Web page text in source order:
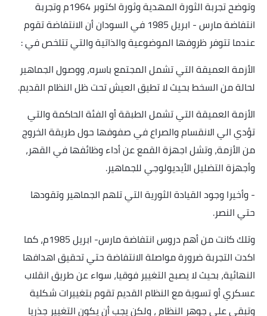
وتوضح تجربة الثورة المهدية وثورة اكتوبر 1964م وتجربة
انتفاضة مارس - ابريل 1985 في السودان أن الانتفاضة تقوم
عندما تتوفر ظروفها الموضوعية والذاتية والتي تتلخص في:
الأزمة العميقة التي تشمل المجتمع باسره، ووصول الجماهير
لحالة من السخط بحيث لا تطيق العيش تحت ظل النظام القديم.
الأزمة العميقة التي تشمل الطبقة أو الفئة الحاكمة والتي
تؤدي الي الانقسام والصراع في صفوفها حول طريقة الخروج
من الأزمة، وتشل اجهزة القمع عن أداء وظائفها في القهر،
وأجهزة التضليل الأيديولوجي للجماهير.
-وأخيرا وجود القيادة الثورية التي تلهم الجماهير وتقودها
حتي النصر.
وتلك كانت من أهم دروس انتفاضة مارس- ابريل 1985م، كما
اكدت التجربة ضرورة مواصلة الانتفاضة حتي تحقيق اهدافها
النهائية، بحيث لا يصبح التغيير فوقيا، سواء عن طريق انقلاب
عسكري أو تسوية مع النظام القديم تقوم بتغييرات شكلية
وتبقي علي جوهر النظام ، ولكن يجب أن يكون التغيير جذريا